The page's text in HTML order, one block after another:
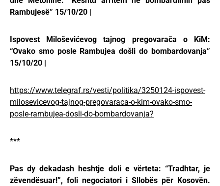
Rambujesë” 15/10/20 |
Ispovest Miloševićevog tajnog pregovarača o KiM:
“Ovako smo posle Rambujea došli do bombardovanja”
15/10/20 |
https://www.telegraf.rs/vesti/politika/3250124-ispovest-
milosevicevog-tajnog-pregovaraca-o-kim-ovako-smo-
posle-rambujea-dosli-do-bombardovanja?
***
Pas dy dekadash heshtje doli e vërteta: “Tradhtar, je
zëvendësuar!”, foli negociatori i Sllobës për Kosovën.